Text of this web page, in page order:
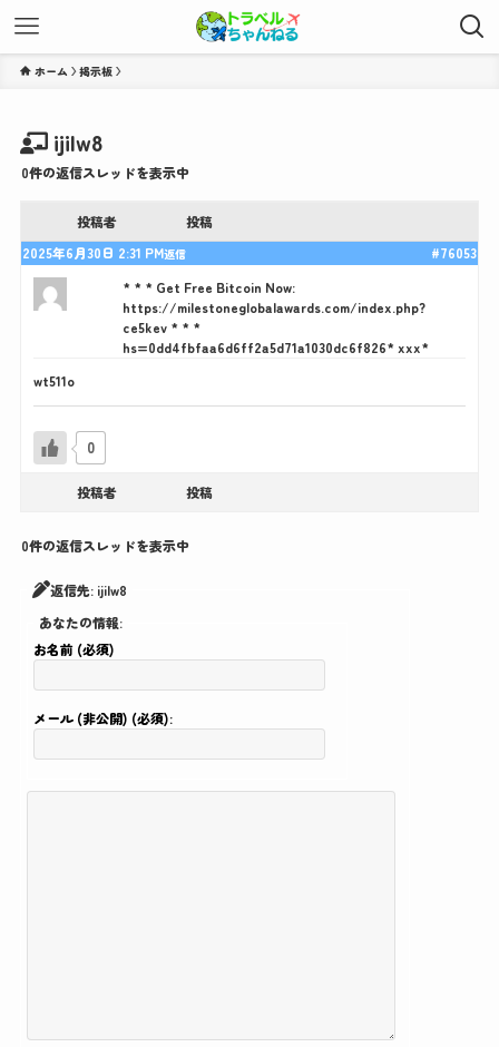
ホーム
ijilw8
0件の返信スレッドを表示中
投稿者
投稿
2025年6月30日 2:31 PM
#76053
返信
* * * Get Free Bitcoin Now:
https://milestoneglobalawards.com/index.php?
ce5kev * * *
hs=0dd4fbfaa6d6ff2a5d71a1030dc6f826* ххх*
wt511o
0
投稿者 投稿
0件の返信スレッドを表示中
返信先: ijilw8
あなたの情報:
お名前 (必須)
メール (非公開) (必須):